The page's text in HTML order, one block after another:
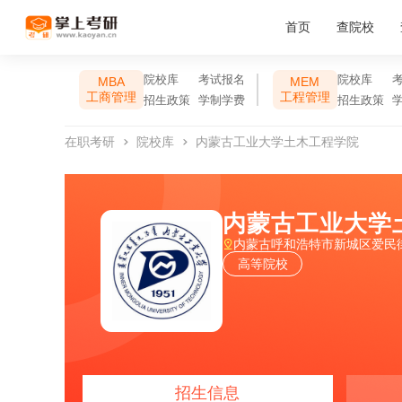
首页 查院校
MBA
工商管理
院校库
考试报名
招生政策
学制学费
MEM
工程管理
院校库
招生政策
在职考研 院校库 内蒙古工业大学土木工程学院
内蒙古工业大学
内蒙古呼和浩特市新城区爱
高等院校
招生信息